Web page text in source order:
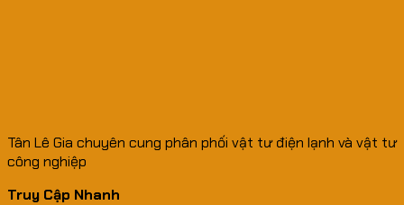
Tân Lê Gia chuyên cung phân phối vật tư điện lạnh và vật tư
công nghiệp
Truy Cập Nhanh